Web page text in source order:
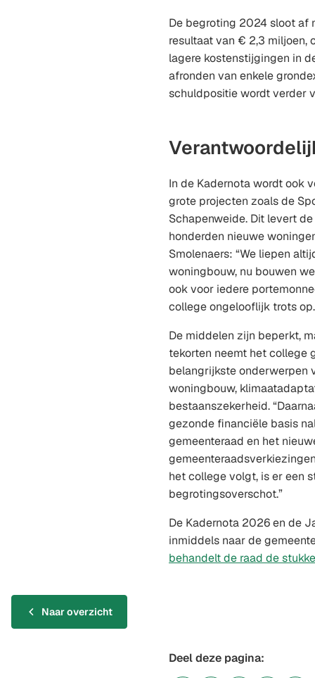
De begroting 2024 sloot af
resultaat van € 2,3 miljoen,
lagere kostenstijgingen in
afronden van enkele
schuldpositie wordt verder
In de Kadernota wordt ook
grote projecten zoals de
Schapenweide. Dit levert
honderden nieuwe
Smolenaers: “We liepen
woningbouw, nu bouwen
ook voor iedere
college ongelooflijk trots
De middelen zijn beperkt,
tekorten neemt het college
belangrijkste onderwerpen
woningbouw,
bestaanszekerheid.
gezonde financiële basis
gemeenteraad en het
het college volgt, is er een
begrotingsoverschot.”
De Kadernota 2026 en de
inmiddels naar de
behandelt de raad de
Naar overzicht
Deel deze pagina: